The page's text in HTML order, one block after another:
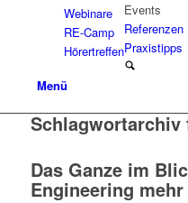
Events
Webinare
RE-Camp
Hörertreffen
Referenzen
Praxistipps
Menü
Schlagwortarchiv
Das Ganze im
Engineering